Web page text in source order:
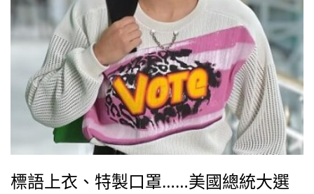
標語上衣、特製口罩……美國總統大選